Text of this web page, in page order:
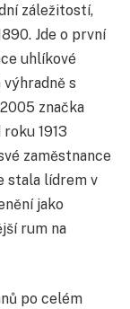
záležitostí,
Jde o první
uhlíkové
s
značka
1913
zaměstnance
stala lídrem v
jako
rum na
po celém